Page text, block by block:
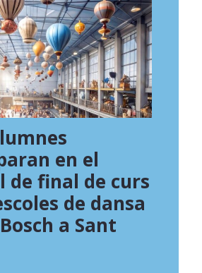
en el
de final de curs
de dansa
a Sant